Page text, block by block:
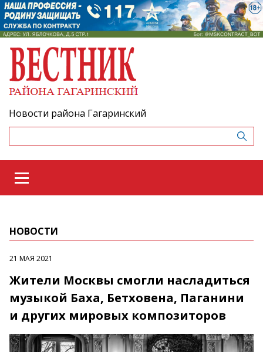
Новости района Гагаринский
НОВОСТИ
21 МАЯ 2021
Жители Москвы смогли насладиться
музыкой Баха, Бетховена, Паганини
и других мировых композиторов